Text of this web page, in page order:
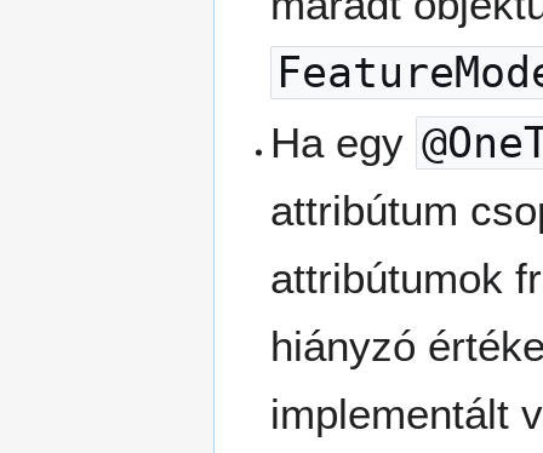
Ha egy
attribútum
attribútumok
hiányzó
implementált